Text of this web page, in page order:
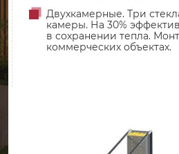
Двухкамерные. Три
камеры. На 30%
в сохранении тепла.
коммерческих объектах.